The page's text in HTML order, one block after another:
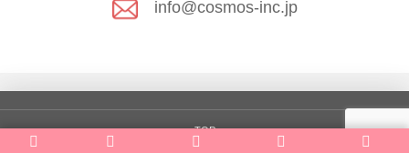
info@cosmos-inc.jp
TOP